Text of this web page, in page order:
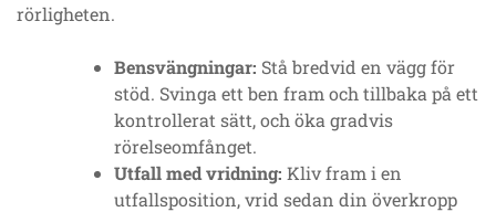
rörligheten.
Bensvängningar: Stå bredvid en vägg för
stöd. Svinga ett ben fram och tillbaka på ett
kontrollerat sätt, och öka gradvis
rörelseomfånget.
Utfall med vridning: Kliv fram i en
utfallsposition, vrid sedan din överkropp